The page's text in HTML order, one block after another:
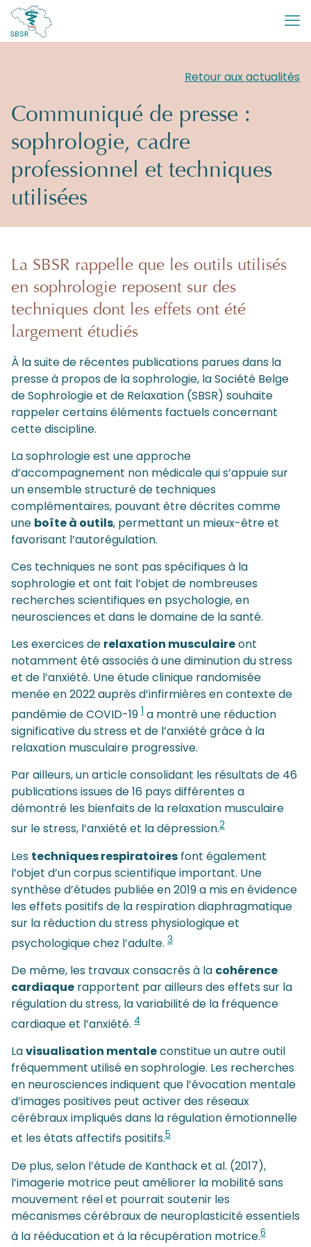
Retour aux actualités
Communiqué de presse :
sophrologie, cadre
professionnel et techniques
utilisées
La SBSR rappelle que les outils utilisés
en sophrologie reposent sur des
techniques dont les effets ont été
largement étudiés
À la suite de récentes publications parues dans la
presse à propos de la sophrologie, la Société Belge
de Sophrologie et de Relaxation (SBSR) souhaite
rappeler certains éléments factuels concernant
cette discipline.
La sophrologie est une approche
d’accompagnement non médicale qui s’appuie sur
un ensemble structuré de techniques
complémentaires, pouvant être décrites comme
une boîte à outils, permettant un mieux-être et
favorisant l’autorégulation.
Ces techniques ne sont pas spécifiques à la
sophrologie et ont fait l’objet de nombreuses
recherches scientifiques en psychologie, en
neurosciences et dans le domaine de la santé.
Les exercices de relaxation musculaireont
notamment été associés à une diminution du stress
et de l’anxiété. Une étude clinique randomisée
menée en 2022 auprès d’infirmières en contexte de
pandémie de COVID-19 1 a montré une réduction
significative du stress et de l’anxiété grâce à la
relaxation musculaire progressive.
Par ailleurs, un article consolidant les résultats de 46
publications issues de 16 pays différentes a
démontré les bienfaits de la relaxation musculaire
sur le stress, l’anxiété et la dépression.2
Les techniques respiratoires font également
l’objet d’un corpus scientifique important. Une
synthèse d’études publiée en 2019 a mis en évidence
les effets positifs de la respiration diaphragmatique
sur la réduction du stress physiologique et
psychologique chez l’adulte. 3
De même, les travaux consacrés à la cohérence
cardiaque rapportent par ailleurs des effets sur la
régulation du stress, la variabilité de la fréquence
cardiaque et l’anxiété. 4
Lavisualisation mentaleconstitue un autre outil
fréquemment utilisé en sophrologie. Les recherches
en neurosciences indiquent que l’évocation mentale
d’images positives peut activer des réseaux
cérébraux impliqués dans la régulation émotionnelle
et les états affectifs positifs.5
De plus, selon l’étude de Kanthack et al. (2017),
l’imagerie motrice peut améliorer la mobilité sans
mouvement réel et pourrait soutenir les
mécanismes cérébraux de neuroplasticité essentiels
à la rééducation et à la récupération motrice.6